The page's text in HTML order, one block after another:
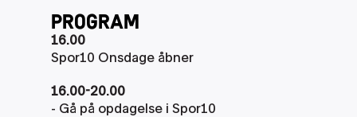
PRogram
16.00
Spor10 Onsdage åbner
16.00-20.00
- Gå på opdagelse i Spor10